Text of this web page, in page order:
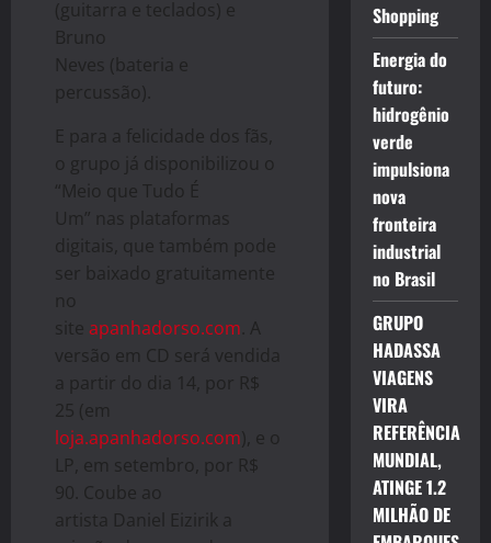
(guitarra e teclados) e
Bruno
Neves (bateria e
percussão).
E para a felicidade dos fãs,
o grupo já disponibilizou o
“Meio que Tudo É
Um” nas plataformas
digitais, que também pode
ser baixado gratuitamente
no
site apanhadorso.com . A
versão em CD será vendida
a partir do dia 14, por R$
25 (em
loja.apanhadorso.com), e o
LP, em setembro, por R$
90. Coube ao
artista Daniel Eizirik a
Shopping
Energia do
futuro:
hidrogênio
verde
impulsiona
nova
fronteira
industrial
no Brasil
GRUPO
HADASSA
VIAGENS
VIRA
REFERÊNCIA
MUNDIAL,
ATINGE 1.2
MILHÃO DE